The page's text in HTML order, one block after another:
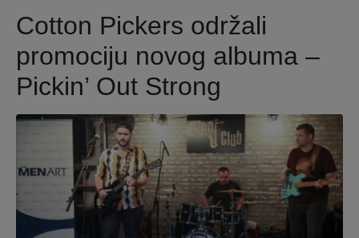
Cotton Pickers održali
promociju novog albuma –
Pickin’ Out Strong